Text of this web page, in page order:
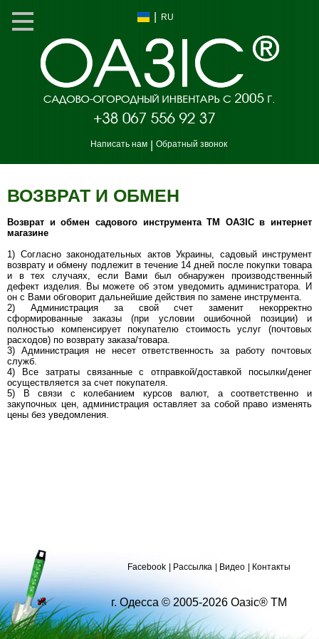
RU
Написать нам Обратный звонок
ВОЗВРАТ И ОБМЕН
Возврат и обмен садового инструмента ТМ ОАЗІС в интернет
магазине
1) Согласно законодательных актов Украины, садовый инструмент
возврату и обмену подлежит в течение 14 дней после покупки товара
и в тех случаях, если Вами был обнаружен производственный
дефект изделия. Вы можете об этом уведомить администратора. И
он с Вами обговорит дальнейшие действия по замене инструмента.
2) Администрация за свой счет заменит некорректно
сформированные заказы (при условии ошибочной позиции) и
полностью компенсирует покупателю стоимость услуг (почтовых
расходов) по возврату заказа/товара.
3) Администрация не несет ответственность за работу почтовых
служб.
4) Все затраты связанные с отправкой/доставкой посылки/денег
осуществляется за счет покупателя.
5) В связи с колебанием курсов валют, а соответственно и
закупочных цен, администрация оставляет за собой право изменять
цены без уведомления.
Facebook Рассылка Видео Контакты
г. Одесса © 2005-2026 Оазіс® ТМ